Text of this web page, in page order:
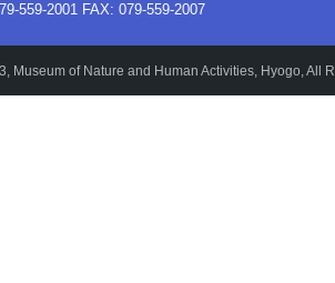
559-2001 FAX: 079-559-2007
Museum of Nature and Human Activities, Hyogo, All